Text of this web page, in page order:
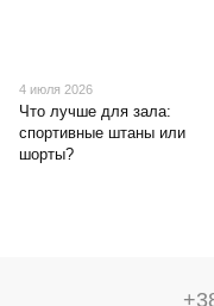
4 июля 2026
Что лучше для зала:
спортивные штаны или
шорты?